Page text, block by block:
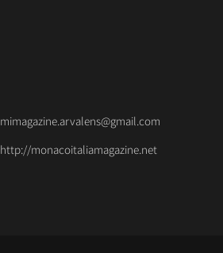
mimagazine.arvalens@gmail.com
http://monacoitaliamagazine.net